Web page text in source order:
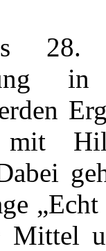
28.
Mittel